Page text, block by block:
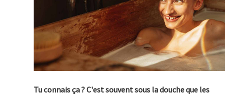
Tu connais ça ? C'est souvent sous la douche que les